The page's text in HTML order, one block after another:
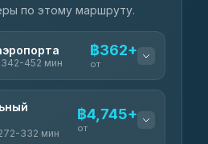
по этому маршруту.
342-452 мин
฿362+
от
332 мин
฿4,745+
от